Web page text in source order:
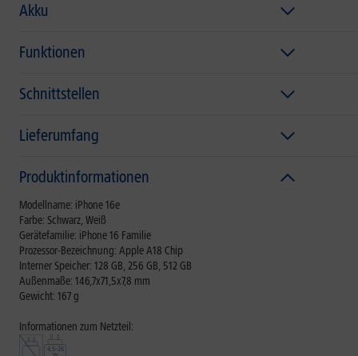
Akku
Funktionen
Schnittstellen
Lieferumfang
Produktinformationen
Modellname: iPhone 16e
Farbe: Schwarz, Weiß
Gerätefamilie: iPhone 16 Familie
Prozessor-Bezeichnung: Apple A18 Chip
Interner Speicher: 128 GB, 256 GB, 512 GB
Außenmaße: 146,7x71,5x7,8 mm
Gewicht: 167 g
Informationen zum Netzteil: